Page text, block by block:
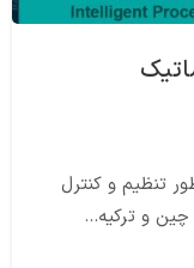
تنظیم و کنترل
چین و ترکیه...